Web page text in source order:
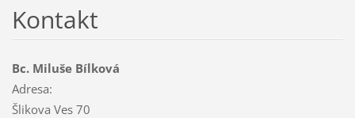
Kontakt
Bc. Miluše Bílková
Adresa:
Šlikova Ves 70